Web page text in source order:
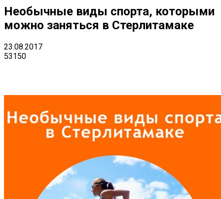
Необычные виды спорта, которыми
можно заняться в Стерлитамаке
23.08.2017
53150